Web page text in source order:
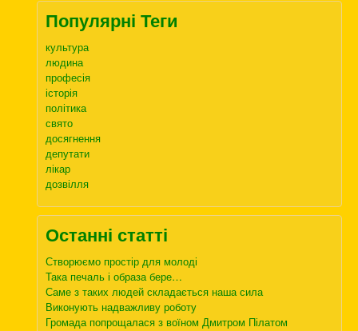
Популярні Теги
культура
людина
професія
історія
політика
свято
досягнення
депутати
лікар
дозвілля
Останні статті
Створюємо простір для молоді
Така печаль і образа бере…
Саме з таких людей складається наша сила
Виконують надважливу роботу
Громада попрощалася з воїном Дмитром Пілатом